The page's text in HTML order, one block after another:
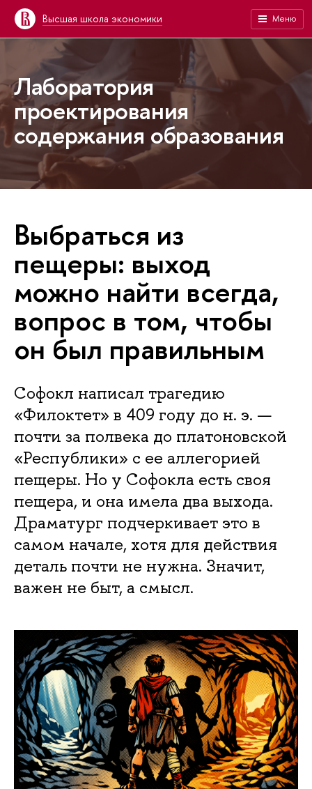
Высшая школа экономики Меню
Лаборатория
проектирования
содержания образования
Выбраться из
пещеры: выход
можно найти всегда,
вопрос в том, чтобы
он был правильным
Софокл написал трагедию
«Филоктет» в 409 году до н. э. —
почти за полвека до платоновской
«Республики» с ее аллегорией
пещеры. Но у Софокла есть своя
пещера, и она имела два выхода.
Драматург подчеркивает это в
самом начале, хотя для действия
деталь почти не нужна. Значит,
важен не быт, а смысл.